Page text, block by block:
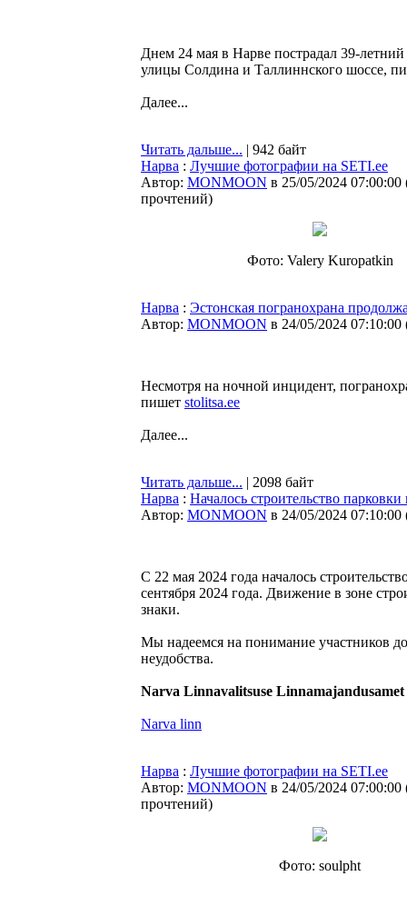
Днем 24 мая в Нарве пострадал 39-
улицы Солдина и Таллиннского шоссе,
Далее...
Читать дальше... | 942 байт
Нарва : Лучшие фотографии на SETI.ee
Автор: MONMOON в 25/05/2024 07:00:00
прочтений)
Фото: Valery Kuropatkin
Нарва : Эстонская погранохрана
Автор: MONMOON в 24/05/2024 07:10:00
Несмотря на ночной инцидент,
пишет stolitsa.ee
Далее...
Читать дальше... | 2098 байт
Нарва : Началось строительство
Автор: MONMOON в 24/05/2024 07:10:00
С 22 мая 2024 года началось
сентября 2024 года. Движение в зоне
знаки.
Мы надеемся на понимание участников
неудобства.
Narva Linnavalitsuse Linnamajandusamet
Narva linn
Нарва : Лучшие фотографии на SETI.ee
Автор: MONMOON в 24/05/2024 07:00:00
прочтений)
Фото: soulpht